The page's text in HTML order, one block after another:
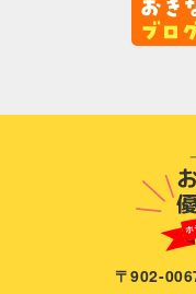
〒902-